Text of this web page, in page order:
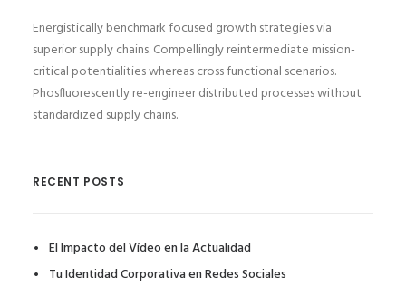
Energistically benchmark focused growth strategies via
superior supply chains. Compellingly reintermediate mission-
critical potentialities whereas cross functional scenarios.
Phosfluorescently re-engineer distributed processes without
standardized supply chains.
RECENT POSTS
El Impacto del Vídeo en la Actualidad
Tu Identidad Corporativa en Redes Sociales